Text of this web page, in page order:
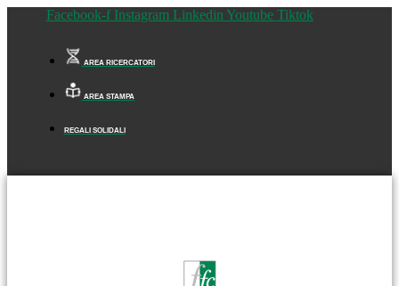
Facebook-f Instagram Linkedin Youtube Tiktok
AREA RICERCATORI
AREA STAMPA
REGALI SOLIDALI